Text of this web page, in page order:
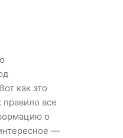
как это
правило все
о
—